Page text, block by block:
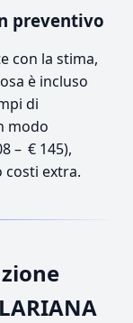
preventivo
con la stima,
è incluso
di
modo
– € 145),
costi extra.